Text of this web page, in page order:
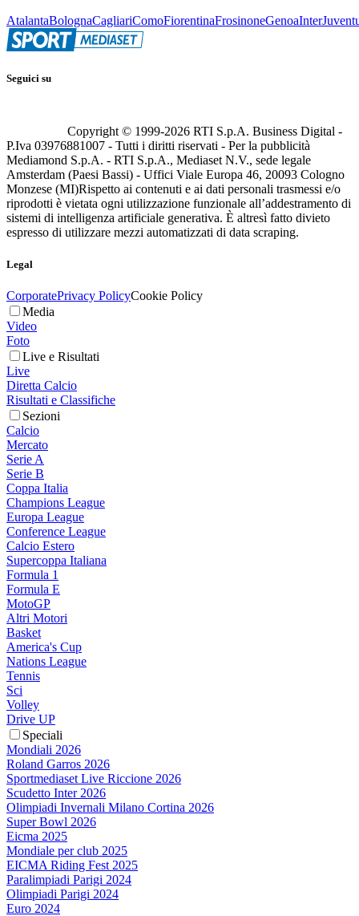
AtalantaBolognaCagliariComoFiorentinaFrosinoneGenoaInter
Seguici su
Copyright © 1999-2026 RTI S.p.A. Business Digital -
P.Iva 03976881007 - Tutti i diritti riservati - Per la pubblicità
Mediamond S.p.A. - RTI S.p.A., Mediaset N.V., sede legale
Amsterdam (Paesi Bassi) - Uffici Viale Europa 46, 20093 Cologno
Monzese (MI)Rispetto ai contenuti e ai dati personali trasmessi e/o
riprodotti è vietata ogni utilizzazione funzionale all’addestramento di
sistemi di intelligenza artificiale generativa. È altresì fatto divieto
espresso di utilizzare mezzi automatizzati di data scraping.
Legal
CorporatePrivacy PolicyCookie Policy
Media
Video
Foto
Live e Risultati
Live
Diretta Calcio
Risultati e Classifiche
Sezioni
Calcio
Mercato
Serie A
Serie B
Coppa Italia
Champions League
Europa League
Conference League
Calcio Estero
Supercoppa Italiana
Formula 1
Formula E
MotoGP
Altri Motori
Basket
America's Cup
Nations League
Tennis
Sci
Volley
Drive UP
Speciali
Mondiali 2026
Roland Garros 2026
Sportmediaset Live Riccione 2026
Scudetto Inter 2026
Olimpiadi Invernali Milano Cortina 2026
Super Bowl 2026
Eicma 2025
Mondiale per club 2025
EICMA Riding Fest 2025
Paralimpiadi Parigi 2024
Olimpiadi Parigi 2024
Euro 2024